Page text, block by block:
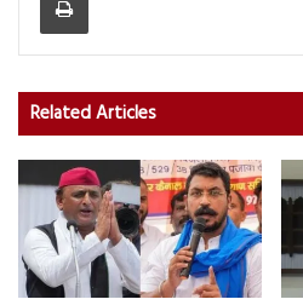
Related Articles